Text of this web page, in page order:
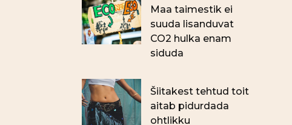
Maa taimestik ei
suuda lisanduvat
CO2 hulka enam
siduda
Šiitakest tehtud toit
aitab pidurdada
ohtlikku